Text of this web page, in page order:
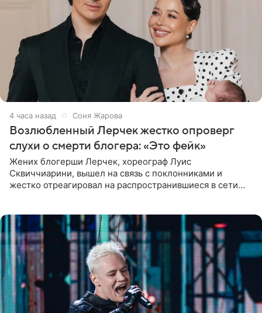
4 часа назад Соня Жарова
Возлюбленный Лерчек жестко опроверг
слухи о смерти блогера: «Это фейк»
Жених блогерши Лерчек, хореограф Луис
Сквиччиарини, вышел на связь с поклонниками и
жестко отреагировал на распространившиеся в сети